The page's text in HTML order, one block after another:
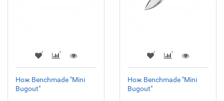
Нож Benchmade "Mini
Bugout"
Нож Benchmade "Mini
Bugout"